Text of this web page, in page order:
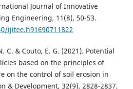
Journal of Innovative
Engineering, 11(8), 50-53.
ijitee.h91690711822
C. & Couto, E. G. (2021). Potential
based on the principles of
on the control of soil erosion in
& Development, 32(9), 2828-2837.